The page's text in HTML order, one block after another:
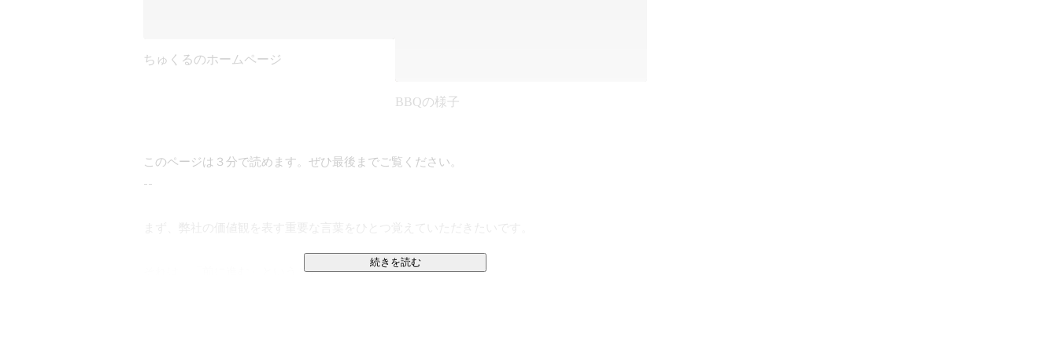
ちゅくるのホームページ
BBQの様子
このページは３分で読めます。ぜひ最後までご覧ください。
--
それは、「前に進む」ということ。
続きを読む